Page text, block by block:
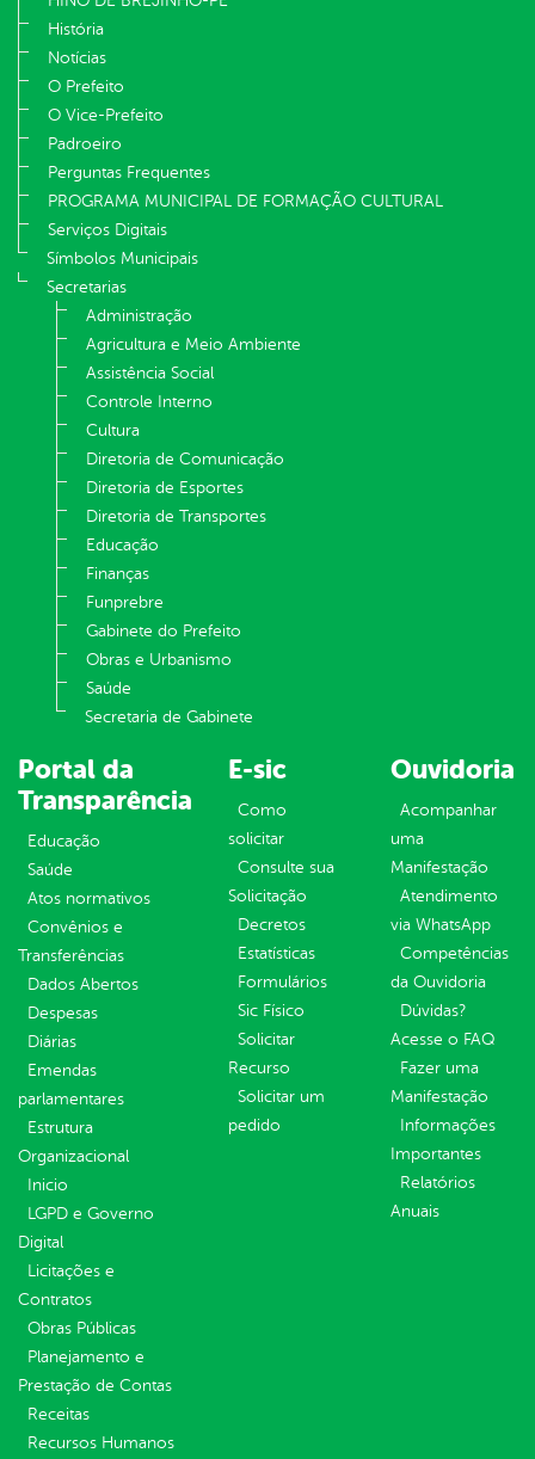
História
Notícias
O Prefeito
O Vice-Prefeito
Padroeiro
Perguntas Frequentes
PROGRAMA MUNICIPAL DE FORMAÇÃO CULTURAL
Serviços Digitais
Símbolos Municipais
Secretarias
Administração
Agricultura e Meio Ambiente
Assistência Social
Controle Interno
Cultura
Diretoria de Comunicação
Diretoria de Esportes
Diretoria de Transportes
Educação
Finanças
Funprebre
Gabinete do Prefeito
Obras e Urbanismo
Saúde
Secretaria de Gabinete
Portal da
Transparência
Educação
Saúde
Atos normativos
Convênios e
Transferências
Dados Abertos
Despesas
Diárias
Emendas
parlamentares
Estrutura
Organizacional
Inicio
LGPD e Governo
Digital
Licitações e
Contratos
Obras Públicas
Planejamento e
Prestação de Contas
Receitas
Recursos Humanos
E-sic
Como
solicitar
Consulte sua
Solicitação
Decretos
Estatísticas
Formulários
Sic Físico
Solicitar
Recurso
Solicitar um
pedido
Ouvidoria
Acompanhar
uma
Manifestação
Atendimento
via WhatsApp
Competências
da Ouvidoria
Dúvidas?
Acesse o FAQ
Fazer uma
Manifestação
Informações
Importantes
Relatórios
Anuais